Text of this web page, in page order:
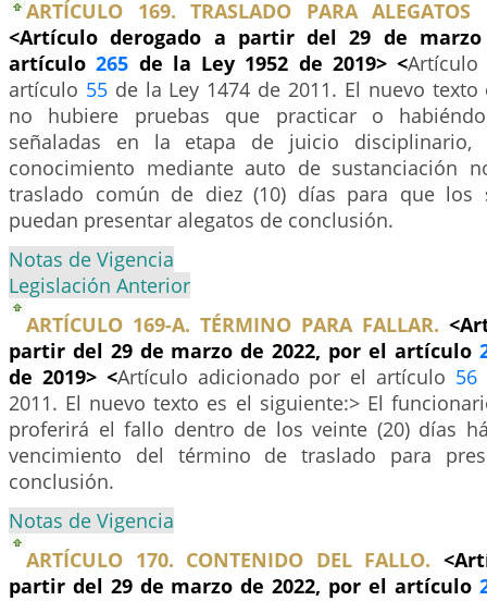
ARTÍCULO 169. TRASLADO PARA ALEGATOS
<Artículo derogado a partir del 29 de
artículo265 de la Ley 1952 de 2019> <
artículo 55de la Ley 1474 de 2011. El nuevo texto
no hubiere pruebas que practicar o
señaladas en la etapa de juicio disciplinario,
conocimiento mediante auto de sustanciación
traslado común de diez (10) días para que los
puedan presentar alegatos de conclusión.
Notas de Vigencia
Legislación Anterior
ARTÍCULO 169-A. TÉRMINO PARA FALLAR.
partir del 29 de marzo de 2022, por el artículo
de 2019> <Artículo adicionado por el artículo 56
2011. El nuevo texto es el siguiente:> El
proferirá el fallo dentro de los veinte (20) días
vencimiento del término de traslado para
conclusión.
Notas de Vigencia
ARTÍCULO 170. CONTENIDO DEL FALLO.
partir del 29 de marzo de 2022, por el artículo